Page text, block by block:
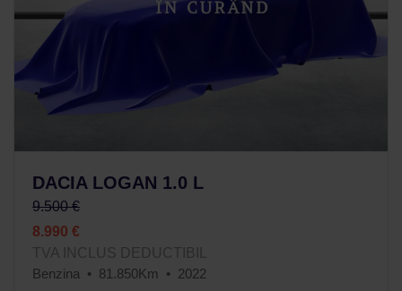
DACIA LOGAN 1.0 L
9.500 €
8.990 €
TVA INCLUS DEDUCTIBIL
Benzina
81.850Km 2022